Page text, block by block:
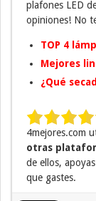
plafones LED
opiniones! No
TOP 4
Mejores
¿Qué
4mejores.com
otras
de ellos,
que gastes.